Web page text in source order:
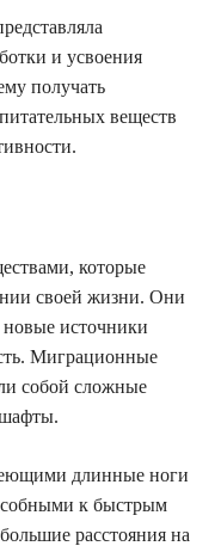
и усвоения
получать
веществ
которые
своей жизни. Они
источники
Миграционные
собой сложные
длинные ноги
к быстрым
расстояния на